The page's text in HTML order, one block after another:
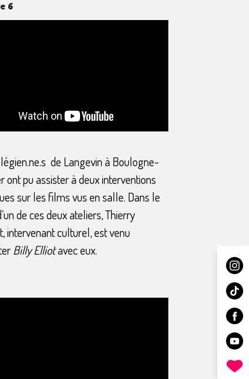
6
de Langevin à Boulogne-
ont pu assister à deux interventions
sur les films vus en salle. Dans le
de ces deux ateliers, Thierry
intervenant culturel, est venu
Billy Elliotavec eux.